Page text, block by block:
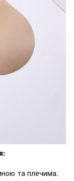
та плечима.